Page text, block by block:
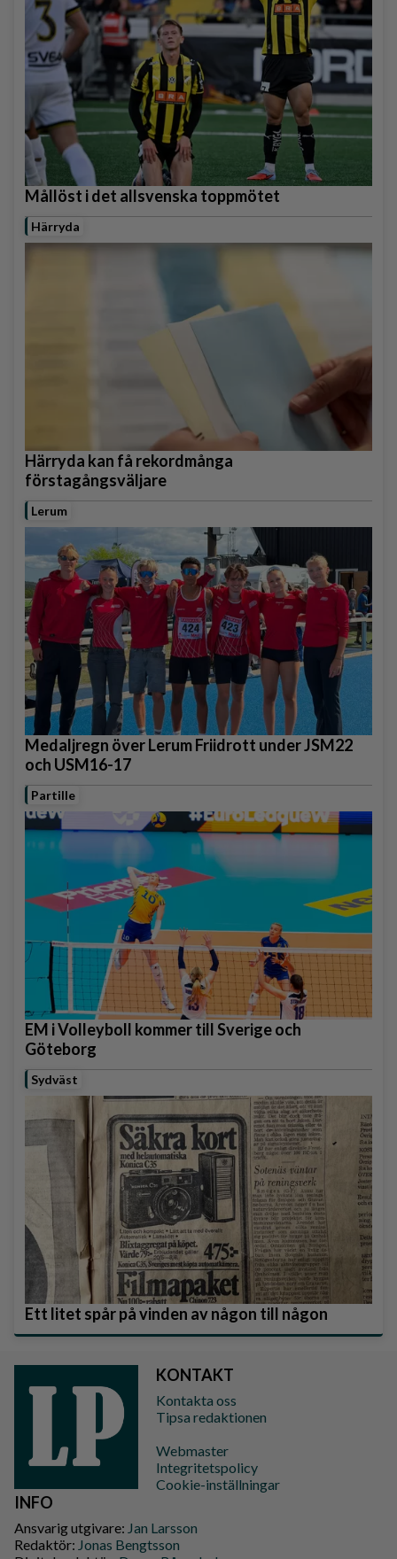
Mållöst i det allsvenska toppmötet
Härryda
Härryda kan få rekordmånga
förstagångsväljare
Lerum
Medaljregn över Lerum Friidrott under JSM22
och USM16-17
Partille
EM i Volleyboll kommer till Sverige och
Göteborg
Sydväst
Ett litet spår på vinden av någon till någon
KONTAKT
Kontakta oss
Tipsa redaktionen
Webmaster
Integritetspolicy
Cookie-inställningar
INFO
Ansvarig utgivare: Jan Larsson
Redaktör: Jonas Bengtsson